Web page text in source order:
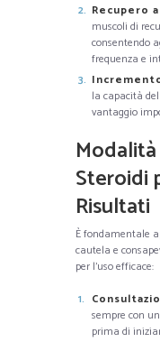
Recupero
muscoli di
consentendo
frequenza e
la capacità
vantaggio
Steroidi
Risultati
È fondamentale
cautela e
per l’uso efficace:
sempre con
prima di